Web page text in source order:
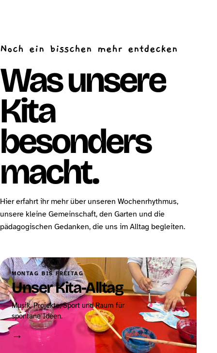
Noch ein bisschen mehr entdecken
Was unsere
Kita
besonders
macht.
Hier erfahrt ihr mehr über unseren Wochenrhythmus,
unsere kleine Gemeinschaft, den Garten und die
pädagogischen Gedanken, die uns im Alltag begleiten.
MONTAG BIS FREITAG
Unser Kita-Alltag
Musik, Projekte, Sport und Raum für
spontane Ideen.
→